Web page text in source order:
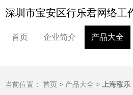
深圳市宝安区行乐君网络工
首页 企业简介 产品大全
当前位置： 首页 > 产品大全 >
上海涨